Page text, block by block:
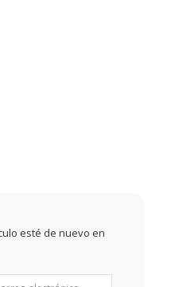
esté de nuevo en